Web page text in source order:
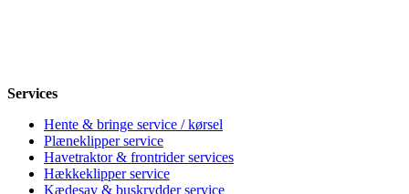
Services
Hente & bringe service / kørsel
Plæneklipper service
Havetraktor & frontrider services
Hækkeklipper service
Kædesav & buskrydder service